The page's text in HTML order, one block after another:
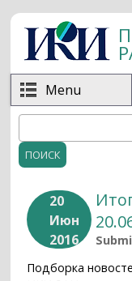
Перейти к
Menu
Форма поиска
20
Июн
2016
Подборка